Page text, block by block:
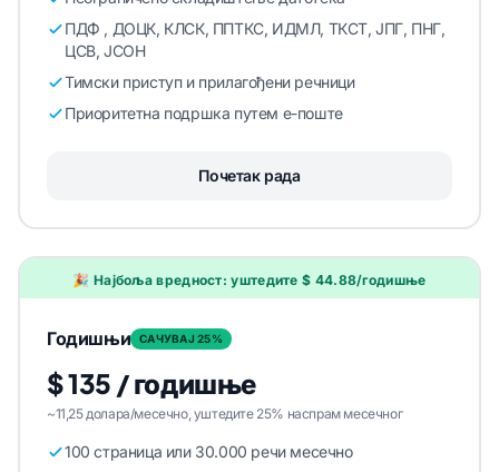
ПДФ , ДОЦК, КЛСК, ППТКС, ИДМЛ, ТКСТ, ЈПГ, ПНГ,
ЦСВ, ЈСОН
Тимски приступ и прилагођени речници
Приоритетна подршка путем е-поште
Почетак рада
🎉 Најбоља вредност: уштедите $ 44.88/годишње
Годишњи САЧУВАЈ 25%
$ 135 / годишње
~11,25 долара/месечно, уштедите 25% наспрам месечног
100 страница или 30.000 речи месечно